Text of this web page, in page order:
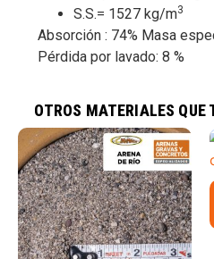
S.S.= 1527 kg/m3
Absorción : 74% Masa
Pérdida por lavado: 8 %
OTROS MATERIALES QUE